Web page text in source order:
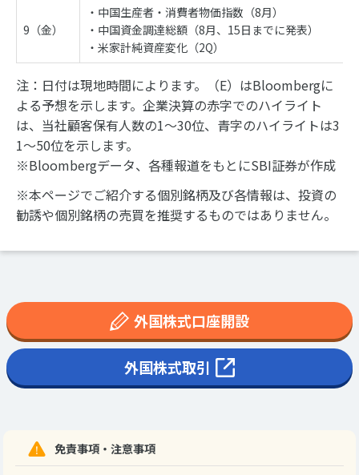
9（金）
・中国生産者・消費者物価指数（8月）
・中国資金調達総額（8月、15日までに発表）
・米家計純資産変化（2Q）
注：日付は現地時間によります。（E）はBloombergに
よる予想を示します。企業決算の赤字でのハイライト
は、当社顧客保有人数の1～30位、青字のハイライトは3
1～50位を示します。
※Bloombergデータ、各種報道をもとにSBI証券が作成
※本ページでご紹介する個別銘柄及び各情報は、投資の
勧誘や個別銘柄の売買を推奨するものではありません。
外国株式口座開設
外国株式取引
免責事項・注意事項